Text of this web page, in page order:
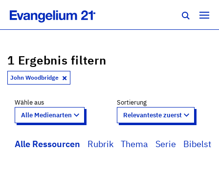
1 Ergebnis filtern
John Woodbridge
Wähle aus
Alle Ressourcen Rubrik Thema Serie
Sortierung